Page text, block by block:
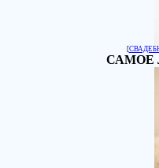
[
САМОЕ